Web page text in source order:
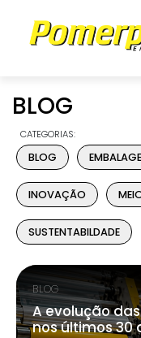
BLOG
CATEGORIAS:
BLOG
INOVAÇÃO
SUSTENTABILDADE
BLOG
A evolução
nos últimos 30